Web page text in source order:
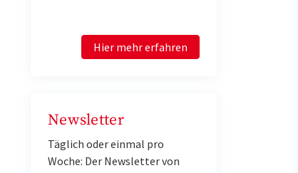
Hier mehr erfahren
Newsletter
Täglich oder einmal pro
Woche: Der Newsletter von